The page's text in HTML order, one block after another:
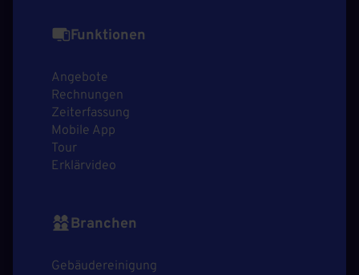
Funktionen
Angebote
Rechnungen
Zeiterfassung
Mobile App
Tour
Erklärvideo
Branchen
Gebäudereinigung